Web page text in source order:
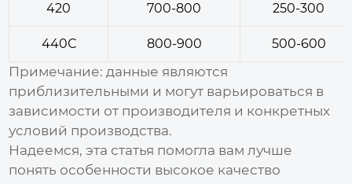
420 700-800 250-300
440С 800-900 500-600
Примечание: данные являются
приблизительными и могут варьироваться в
зависимости от производителя и конкретных
условий производства.
Надеемся, эта статья помогла вам лучше
понять особенности высокое качество